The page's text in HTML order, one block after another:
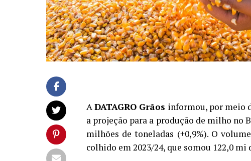
ADATAGRO Grãos informou, por meio
a projeção para a produção de milho no
milhões de toneladas (+0,9%). O
colhido em 2023/24, que somou 122,0 mi